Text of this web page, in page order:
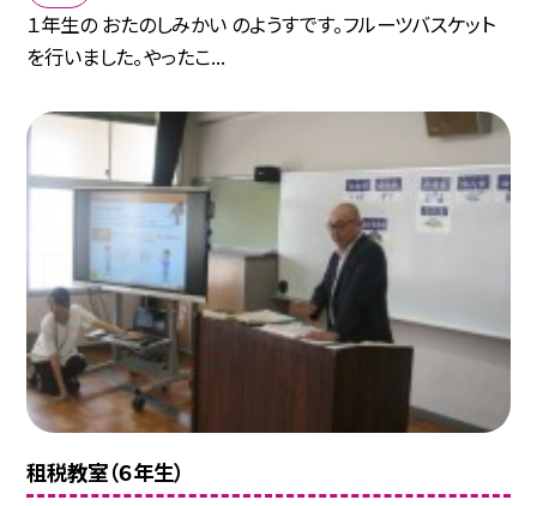
１年生の おたのしみかい のようすです。フルーツバスケット
を行いました。やったこ...
租税教室（６年生）